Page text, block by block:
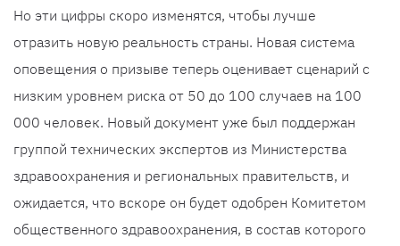
Но эти цифры скоро изменятся, чтобы лучше
отразить новую реальность страны. Новая система
оповещения о призыве теперь оценивает сценарий с
низким уровнем риска от 50 до 100 случаев на 100
000 человек. Новый документ уже был поддержан
группой технических экспертов из Министерства
здравоохранения и региональных правительств, и
ожидается, что вскоре он будет одобрен Комитетом
общественного здравоохранения, в состав которого